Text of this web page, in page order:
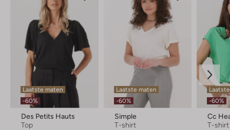
Laatste maten
-60%
Des Petits Hauts
Top
Laatste maten
-60%
Simple
T-shirt
-60%
Cc
T-shirt